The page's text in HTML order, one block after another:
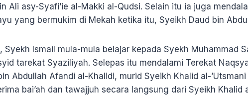
Ali asy-Syafi’ie al-Makki al-Qudsi. Selain itu ia juga
yang bermukim di Mekah ketika itu, Syeikh Daud bin
Syekh Ismail mula-mula belajar kepada Syekh Muhammad
tarekat Syaziliyah. Selepas itu mendalami Terekat
Abdullah Afandi al-Khalidi, murid Syeikh Khalid al-
bai’ah dan tawajjuh secara langsung dari Syeikh Khalid